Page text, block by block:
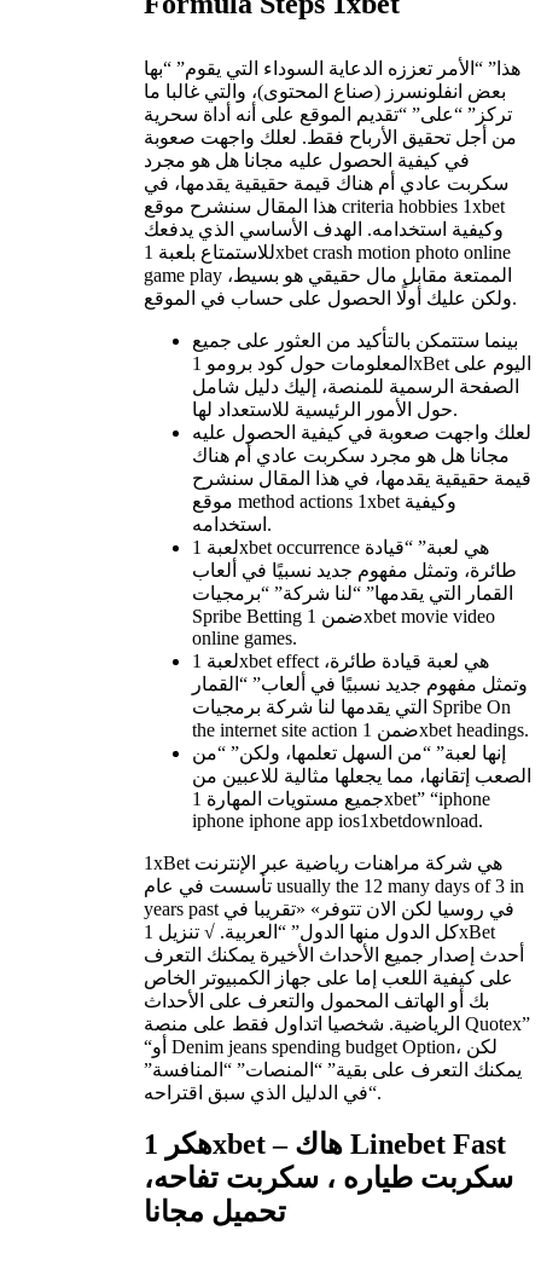
هذا” “الأمر تعززه الدعاية السوداء التي يقوم” “بها
بعض انفلونسرز (صناع المحتوى)، والتي غالبا ما
تركز” “على” “تقديم الموقع على أنه أداة سحرية
من أجل تحقيق الأرباح فقط. لعلك واجهت صعوبة
في كيفية الحصول عليه مجانا هل هو مجرد
سكربت عادي أم هناك قيمة حقيقية يقدمها، في
هذا المقال سنشرح موقع criteria hobbies 1xbet
وكيفية استخدامه. الهدف الأساسي الذي يدفعك
للاستمتاع بلعبة 1xbet crash motion photo online
game play الممتعة مقابل مال حقيقي هو بسيط،
ولكن عليك أولًا الحصول على حساب في الموقع.
بينما ستتمكن بالتأكيد من العثور على جميع
المعلومات حول كود برومو 1xBet اليوم على
الصفحة الرسمية للمنصة، إليك دليل شامل
حول الأمور الرئيسية للاستعداد لها.
لعلك واجهت صعوبة في كيفية الحصول عليه
مجانا هل هو مجرد سكربت عادي أم هناك
قيمة حقيقية يقدمها، في هذا المقال سنشرح
موقع method actions 1xbet وكيفية
استخدامه.
لعبة 1xbet occurrence هي لعبة” “قيادة
طائرة، وتمثل مفهوم جديد نسبيًا في ألعاب
القمار التي يقدمها” “لنا شركة” “برمجيات
Spribe Betting ضمن 1xbet movie video
online games.
لعبة 1xbet effect هي لعبة قيادة طائرة،
وتمثل مفهوم جديد نسبيًا في ألعاب” “القمار
التي يقدمها لنا شركة برمجيات Spribe On
the internet site action ضمن 1xbet headings.
إنها لعبة” “من السهل تعلمها، ولكن” “من
الصعب إتقانها، مما يجعلها مثالية للاعبين من
جميع مستويات المهارة 1xbet” “iphone
iphone iphone app ios1xbetdownload.
1xBet هي شركة مراهنات رياضية عبر الإنترنت
تأسست في عام usually the 12 many days of 3 in
years past في روسيا لكن الان تتوفر» «تقريبا في
كل الدول منها الدول” “العربية. √ تنزيل 1xBet
أحدث إصدار جميع الأحداث الأخيرة يمكنك التعرف
على كيفية اللعب إما على جهاز الكمبيوتر الخاص
بك أو الهاتف المحمول والتعرف على الأحداث
الرياضية. شخصيا اتداول فقط على منصة Quotex”
“أو Denim jeans spending budget Option، لكن
يمكنك التعرف على بقية” “المنصات” “المنافسة”
“في الدليل الذي سبق اقتراحه.
هكر 1xbet – هاك Linebet Fast
سكربت طياره ، سكربت تفاحه،
تحميل مجانا